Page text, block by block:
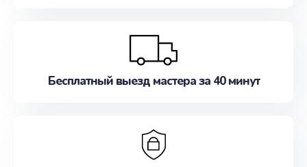
Бесплатный выезд мастера за 40 минут